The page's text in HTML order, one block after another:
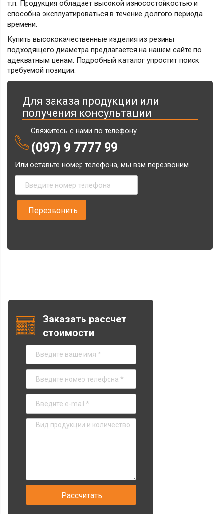
т.п. Продукция обладает высокой износостойкостью и
способна эксплуатироваться в течение долгого периода
времени.
Купить высококачественные изделия из резины
подходящего диаметра предлагается на нашем сайте по
адекватным ценам. Подробный каталог упростит поиск
требуемой позиции.
Для заказа продукции или
получения консультации
Свяжитесь с нами по телефону
(097) 9 7777 99
Или оставьте номер телефона, мы вам перезвоним
Заказать рассчет
стоимости